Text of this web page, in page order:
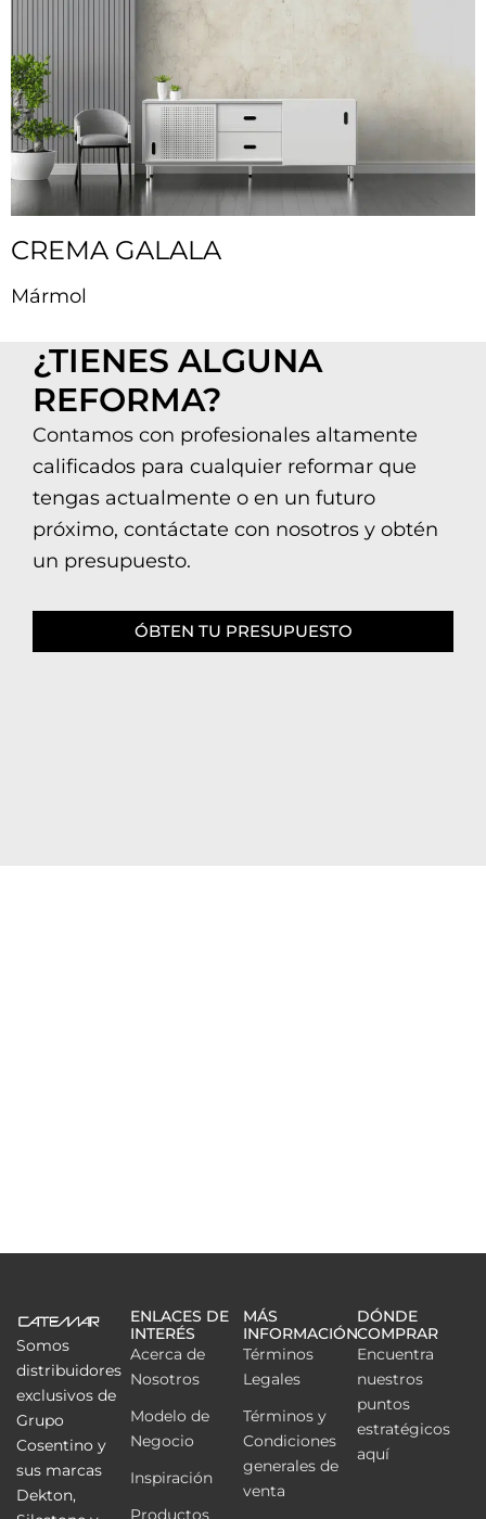
CREMA GALALA
Mármol
¿TIENES ALGUNA
REFORMA?
Contamos con profesionales altamente
calificados para cualquier reformar que
tengas actualmente o en un futuro
próximo, contáctate con nosotros y obtén
un presupuesto.
ÓBTEN TU PRESUPUESTO
Somos
distribuidores
exclusivos de
Grupo
Cosentino y
sus marcas
Dekton,
ENLACES DE
INTERÉS
Acerca de
Nosotros
Modelo de
Negocio
Inspiración
Productos
MÁS
INFORMACIÓN
Términos
Legales
Términos y
Condiciones
generales de
venta
DÓNDE
COMPRAR
Encuentra
nuestros
puntos
estratégicos
aquí